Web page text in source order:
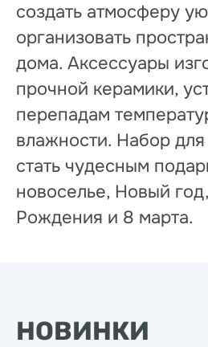
создать атмосферу
организовать
дома. Аксессуары
прочной керамики,
перепадам
влажности. Набор
стать чудесным
новоселье, Новый
Рождения и 8 марта.
НОВИНКИ